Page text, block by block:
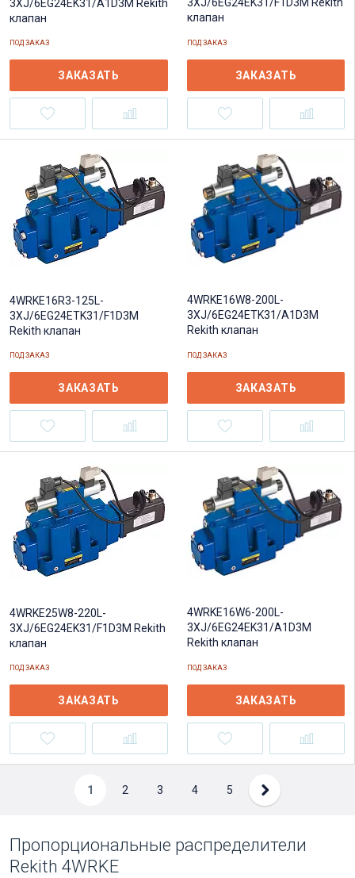
3XJ/6EG24EK31/A1D3M Rekith
клапан
ПОД ЗАКАЗ
ЗАКАЗАТЬ
3XJ/6EG24EK31/F1D3M Rekith
клапан
ПОД ЗАКАЗ
ЗАКАЗАТЬ
4WRKE16R3-125L-
3XJ/6EG24ETK31/F1D3M
Rekith клапан
ПОД ЗАКАЗ
ЗАКАЗАТЬ
4WRKE16W8-200L-
3XJ/6EG24ETK31/A1D3M
Rekith клапан
ПОД ЗАКАЗ
ЗАКАЗАТЬ
4WRKE25W8-220L-
3XJ/6EG24EK31/F1D3M Rekith
клапан
ПОД ЗАКАЗ
ЗАКАЗАТЬ
4WRKE16W6-200L-
3XJ/6EG24EK31/A1D3M
Rekith клапан
ПОД ЗАКАЗ
ЗАКАЗАТЬ
1 2 3 4 5
Пропорциональные распределители
Rekith 4WRKE